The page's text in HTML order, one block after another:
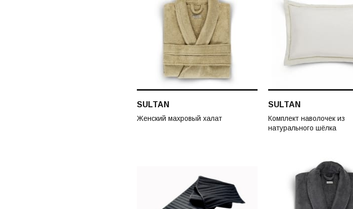
SULTAN
Женский махровый халат
SULTAN
Комплект наволочек из
натурального шёлка